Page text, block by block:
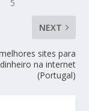
NEXT
sites para
na internet
(Portugal)